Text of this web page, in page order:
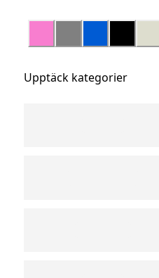
Upptäck kategorier